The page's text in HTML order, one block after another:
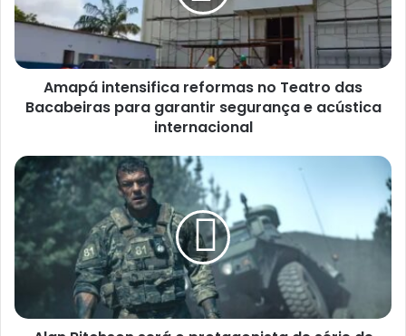
Amapá intensifica reformas no Teatro das
Bacabeiras para garantir segurança e acústica
internacional